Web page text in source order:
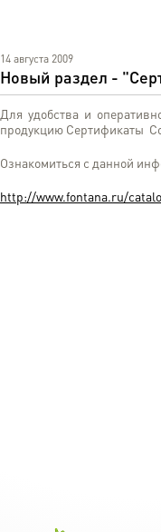
14 августа 2009
Новый раздел -
Для удобства и
продукцию Сертификаты
Ознакомиться с данной
http://www.fontana.ru/